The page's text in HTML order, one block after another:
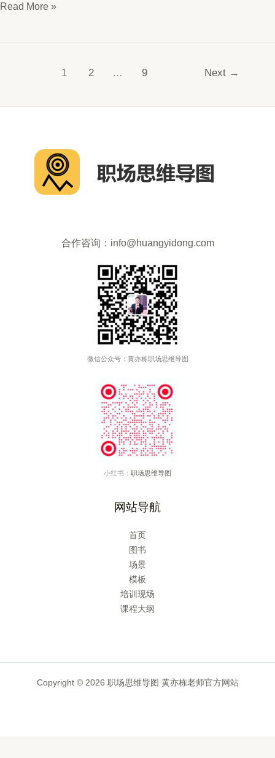
思
引
Read More »
1 2 … 9 Next →
合作咨询：info@huangyidong.com
微信公众号：黄亦栋职场思维导图
小红书： 职场思维导图
网站导航
首页
图书
场景
模板
培训现场
课程大纲
Copyright © 2026 职场思维导图 黄亦栋老师官方网站